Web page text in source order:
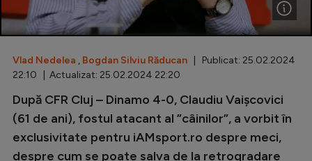
Diverse
Inedit
Clasamente
Champions League
Vlad Nedelea , Bogdan Silviu Răducan | Publicat: 25.02.2024
22:10 | Actualizat: 25.02.2024 22:20
După CFR Cluj – Dinamo 4-0, Claudiu Vaișcovici
(61 de ani), fostul atacant al ”câinilor”, a vorbit în
exclusivitate pentru iAMsport.ro despre meci,
despre cum se poate salva de la retrogradare